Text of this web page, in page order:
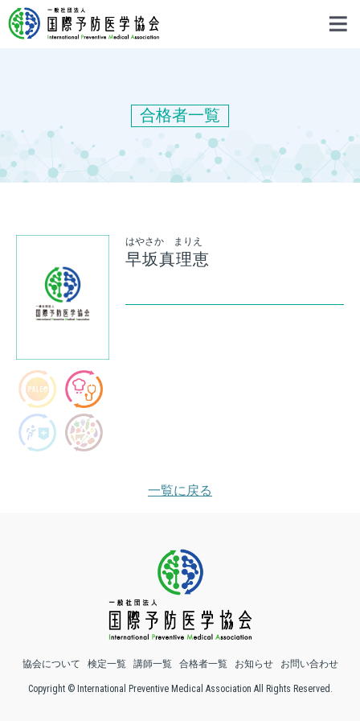
合格者一覧
はやさか まりえ
早坂真理恵
一覧に戻る
協会について 検定一覧 講師一覧 合格者一覧 お知らせ お問い合わせ
Copyright © International Preventive Medical Association All Rights Reserved.